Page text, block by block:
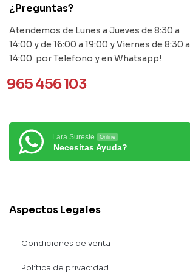
¿Preguntas?
Atendemos de Lunes a Jueves de 8:30 a
14:00 y de 16:00 a 19:00 y Viernes de 8:30 a
14:00 por Telefono y en Whatsapp!
965 456 103
Lara Sureste Online
Necesitas Ayuda?
Aspectos Legales
Condiciones de venta
Política de privacidad